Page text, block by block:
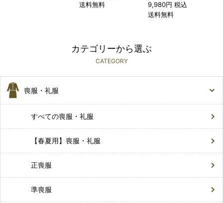
送料無料
9,980円 税込
送料無料
カテゴリーから選ぶ
CATEGORY
喪服・礼服
すべての喪服・礼服
【春夏用】喪服・礼服
正喪服
準喪服